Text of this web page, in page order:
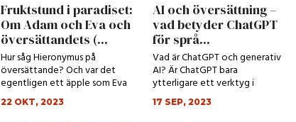
Fruktstund i paradiset:
Om Adam och Eva och
översättandets (...
Hur såg Hieronymus på
översättande? Och var det
egentligen ett äpple som Eva
åt?
22 OKT, 2023
AI och översättning –
vad betyder ChatGPT
för språ...
Vad är ChatGPT och generativ
AI? Är ChatGPT bara
ytterligare ett verktyg i
verktygslådan?
17 SEP, 2023